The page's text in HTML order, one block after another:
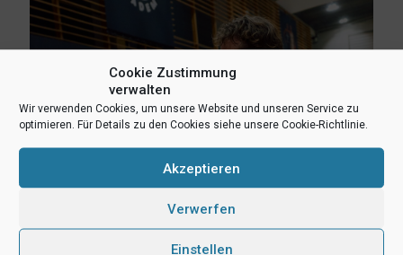
Cookie Zustimmung
verwalten
Wir verwenden Cookies, um unsere Website und unseren Service zu
optimieren. Für Details zu den Cookies siehe unsere Cookie-Richtlinie.
Akzeptieren
Verwerfen
Einstellen
6. August 2026